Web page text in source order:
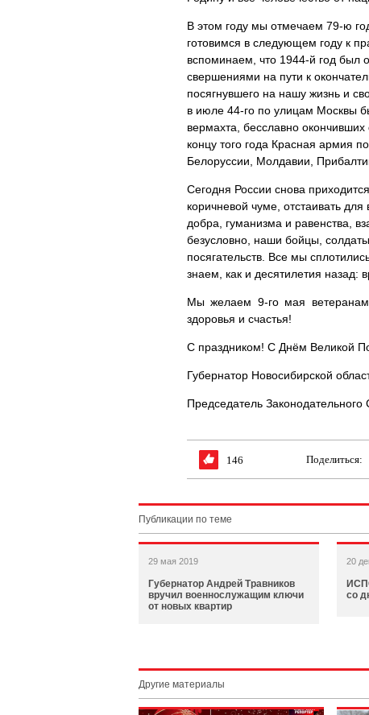
В этом году мы отмечаем 79-ю
готовимся в следующем году к
вспоминаем, что 1944-й год
свершениями на пути к
посягнувшего на нашу жизнь и
в июле 44-го по улицам Москвы
вермахта, бесславно
концу того года Красная армия
Белоруссии, Молдавии,
Сегодня России снова
коричневой чуме, отстаивать
добра, гуманизма и равенства,
безусловно, наши бойцы,
посягательств. Все мы
знаем, как и десятилетия назад:
Мы желаем 9-го мая ветеранам,
здоровья и счастья!
С праздником! С Днём Великой
Губернатор Новосибирской
Председатель
146 Поделиться:
Публикации по теме
29 мая 2019
Губернатор Андрей Травников
вручил военнослужащим ключи
от новых квартир
20
со
Другие материалы